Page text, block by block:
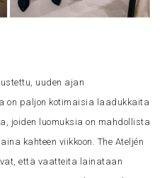
uuden ajan
on paljon kotimaisia laadukkaita
joiden luomuksia on mahdollista
kahteen viikkoon. The Ateljén
että vaatteita lainataan